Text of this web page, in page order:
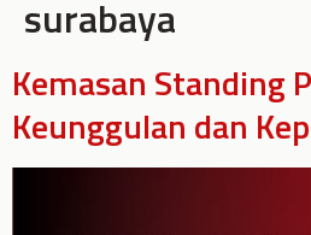
surabaya
Kemasan Standing
Keunggulan dan